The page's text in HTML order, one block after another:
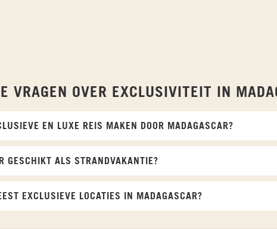
VRAGEN OVER EXCLUSIVITEIT IN
EN LUXE REIS MAKEN DOOR MADAGASCAR?
GESCHIKT ALS STRANDVAKANTIE?
EXCLUSIEVE LOCATIES IN MADAGASCAR?